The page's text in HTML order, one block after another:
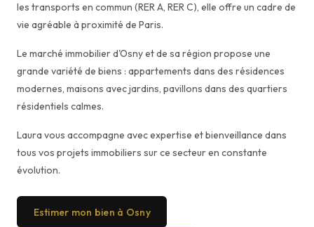
les transports en commun (RER A, RER C), elle offre un cadre de
vie agréable à proximité de Paris.
Le marché immobilier d'Osny et de sa région propose une
grande variété de biens : appartements dans des résidences
modernes, maisons avec jardins, pavillons dans des quartiers
résidentiels calmes.
Laura vous accompagne avec expertise et bienveillance dans
tous vos projets immobiliers sur ce secteur en constante
évolution.
Estimer mon bien à Osny